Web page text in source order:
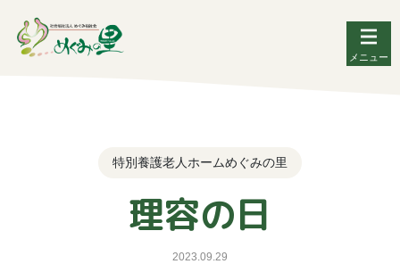
メニュー
特別養護老人ホームめぐみの里
理容の日
2023.09.29